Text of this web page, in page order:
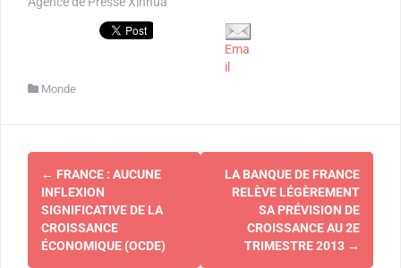
Ema
il
Monde
Navigation
d'article
← FRANCE : AUCUNE
INFLEXION
SIGNIFICATIVE DE LA
CROISSANCE
ÉCONOMIQUE (OCDE)
LA BANQUE DE FRANCE
RELÈVE LÉGÈREMENT
SA PRÉVISION DE
CROISSANCE AU 2E
TRIMESTRE 2013 →